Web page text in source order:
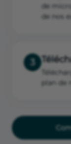
de
de nos
3
plan de